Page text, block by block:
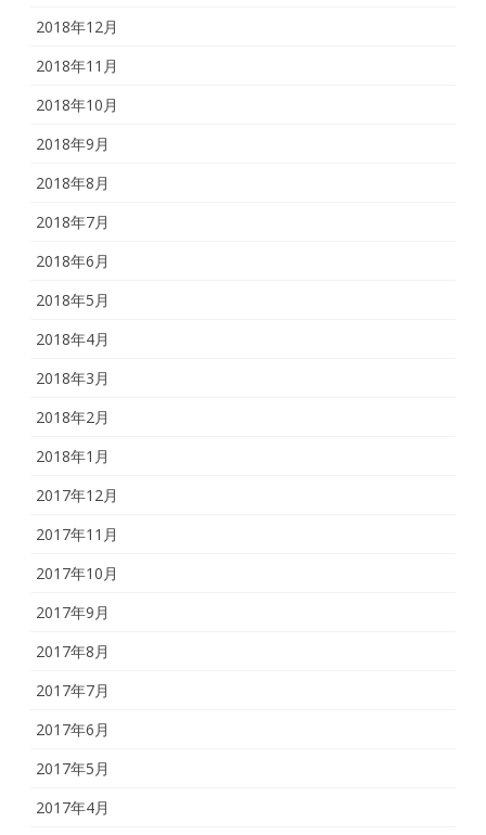
2018年12月
2018年11月
2018年10月
2018年9月
2018年8月
2018年7月
2018年6月
2018年5月
2018年4月
2018年3月
2018年2月
2018年1月
2017年12月
2017年11月
2017年10月
2017年9月
2017年8月
2017年7月
2017年6月
2017年5月
2017年4月